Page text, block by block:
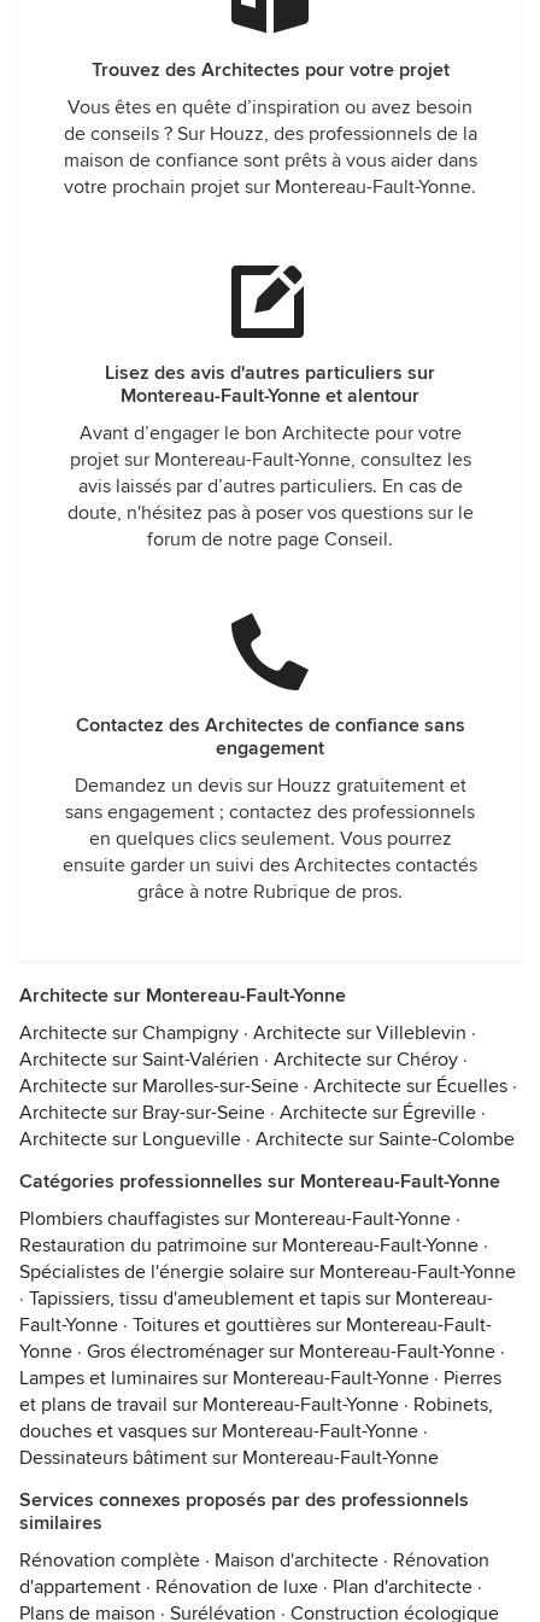
Trouvez des Architectes pour votre projet
Vous êtes en quête d’inspiration ou avez besoin
de conseils ? Sur Houzz, des professionnels de la
maison de confiance sont prêts à vous aider dans
votre prochain projet sur Montereau-Fault-Yonne.
Lisez des avis d'autres particuliers sur
Montereau-Fault-Yonne et alentour
Avant d’engager le bon Architecte pour votre
projet sur Montereau-Fault-Yonne, consultez les
avis laissés par d’autres particuliers. En cas de
doute, n'hésitez pas à poser vos questions sur le
forum de notre page Conseil.
Contactez des Architectes de confiance sans
engagement
Demandez un devis sur Houzz gratuitement et
sans engagement ; contactez des professionnels
en quelques clics seulement. Vous pourrez
ensuite garder un suivi des Architectes contactés
grâce à notre Rubrique de pros.
Architecte sur Montereau-Fault-Yonne
Architecte sur Champigny · Architecte sur Villeblevin ·
Architecte sur Saint-Valérien · Architecte sur Chéroy ·
Architecte sur Marolles-sur-Seine · Architecte sur Écuelles ·
Architecte sur Bray-sur-Seine · Architecte sur Égreville ·
Architecte sur Longueville · Architecte sur Sainte-Colombe
Catégories professionnelles sur Montereau-Fault-Yonne
Plombiers chauffagistes sur Montereau-Fault-Yonne ·
Restauration du patrimoine sur Montereau-Fault-Yonne ·
Spécialistes de l'énergie solaire sur Montereau-Fault-Yonne
· Tapissiers, tissu d'ameublement et tapis sur Montereau-
Fault-Yonne · Toitures et gouttières sur Montereau-Fault-
Yonne · Gros électroménager sur Montereau-Fault-Yonne ·
Lampes et luminaires sur Montereau-Fault-Yonne · Pierres
et plans de travail sur Montereau-Fault-Yonne · Robinets,
douches et vasques sur Montereau-Fault-Yonne ·
Dessinateurs bâtiment sur Montereau-Fault-Yonne
Services connexes proposés par des professionnels
similaires
Rénovation complète · Maison d'architecte · Rénovation
d'appartement · Rénovation de luxe · Plan d'architecte ·
Plans de maison · Surélévation · Construction écologique